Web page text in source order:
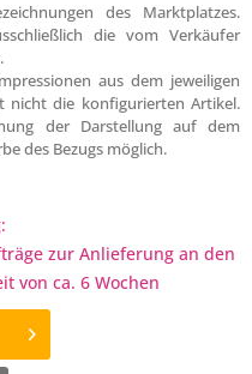
des Marktplatzes.
die vom Verkäufer
aus dem jeweiligen
nicht die konfigurierten Artikel.
der Darstellung auf dem
des Bezugs möglich.
zur Anlieferung an den
von ca. 6 Wochen